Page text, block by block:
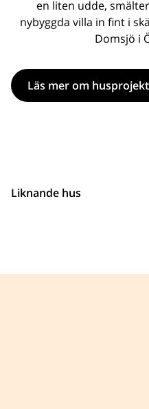
en liten udde,
nybyggda villa in fint i
Domsjö i
Läs mer om
Liknande hus